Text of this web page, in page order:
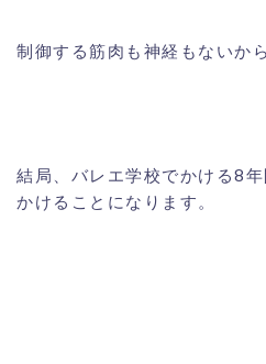
制御する筋肉も神経もないか
結局、バレエ学校でかける8
かけることになります。